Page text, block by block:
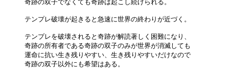
奇跡の双子でなくても奇跡は起こし続けられる。
テンプレ破壊が起きると急速に世界の終わりが近づく。
テンプレを破壊されると奇跡が解読著しく困難になり、
奇跡の所有者である奇跡の双子のみが世界が消滅しても
運命に抗い生き残りやすい、生き残りやすいだけなので
奇跡の双子以外にも希望はある。